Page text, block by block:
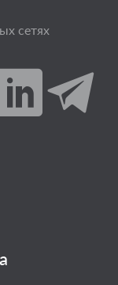
сетях